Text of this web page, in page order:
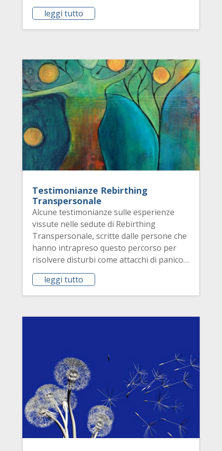
leggi tutto
Testimonianze Rebirthing
Transpersonale
Alcune testimonianze sulle esperienze
vissute nelle sedute di Rebirthing
Transpersonale, scritte dalle persone che
hanno intrapreso questo percorso per
risolvere disturbi come attacchi di panico…
leggi tutto